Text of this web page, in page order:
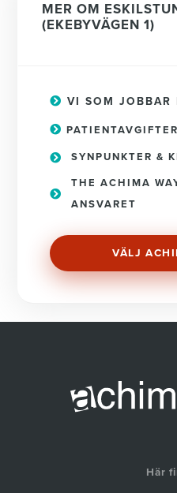
MER OM
(EKEBYVÄGEN 1)
VI SOM JOBBAR
PATIENTAVGIFTER
SYNPUNKTER &
THE ACHIMA
ANSVARET
VÄLJ
Här